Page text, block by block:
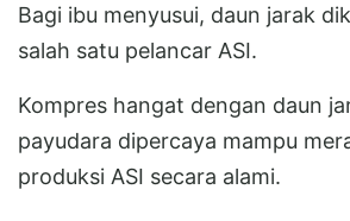
Bagi ibu menyusui, daun jarak
salah satu pelancar ASI.
Kompres hangat dengan daun
payudara dipercaya mampu
produksi ASI secara alami.